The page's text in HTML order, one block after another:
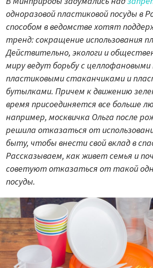
одноразовой пластиковой посуды в
способом в ведомстве хотят
тренд: сокращение использования
Действительно, экологи и
миру ведут борьбу с
пластиковыми стаканчиками и
бутылками. Причем к движению
время присоединяется все больше
например, москвичка Ольга после
решила отказаться от
быту, чтобы внести свой вклад в
Рассказываем, как живет семья и
советуют отказаться от такой
посуды.